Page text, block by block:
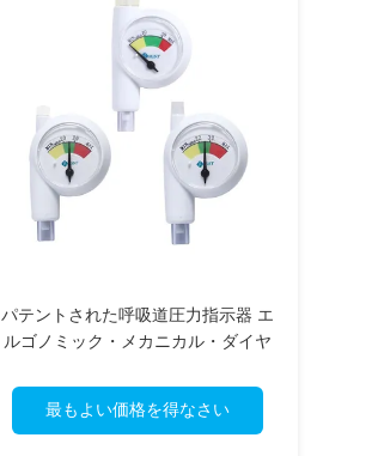
パテントされた呼吸道圧力指示器 エ
ルゴノミック・メカニカル・ダイヤ
最もよい価格を得なさい